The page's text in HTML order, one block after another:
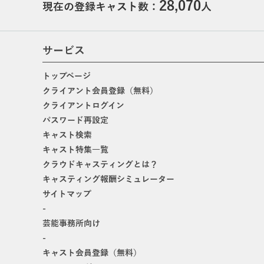
現在の登録キャスト数： 28,070人
サービス
トップページ
クライアント会員登録（無料）
クライアントログイン
パスワード再設定
キャスト検索
キャスト特集一覧
クラウドキャスティングとは？
キャスティング報酬シミュレーター
サイトマップ
-
芸能事務所向け
-
キャスト会員登録（無料）